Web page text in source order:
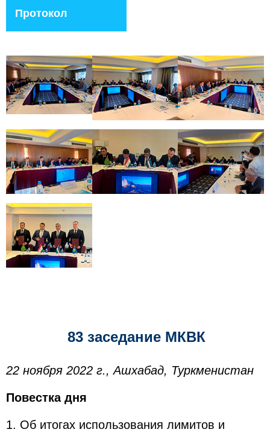
Протокол
83 заседание МКВК
22 ноября 2022 г., Ашхабад, Туркменистан
Повестка дня
1. Об итогах использования лимитов и